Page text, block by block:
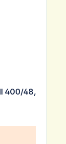
5 sterren
400/48,